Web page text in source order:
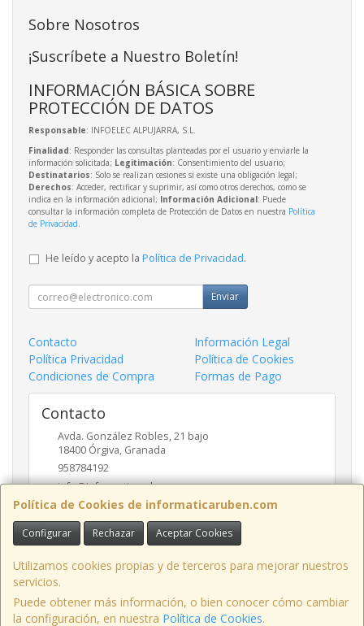
Política de Cookies de informaticaruben.com
Configurar Rechazar Aceptar Cookies
Utilizamos cookies propias y de terceros para mejorar nuestros
servicios.
Puede obtener más información, o bien conocer cómo cambiar
la configuración, en nuestra Política de Cookies.
Sobre Nosotros
¡Suscríbete a Nuestro Boletín!
INFORMACIÓN BÁSICA SOBRE
PROTECCIÓN DE DATOS
Responsable: INFOELEC ALPUJARRA, S.L.
Finalidad: Responder las consultas planteadas por el usuario y enviarle la
información solicitada; Legitimación: Consentimiento del usuario;
Destinatarios: Solo se realizan cesiones si existe una obligación legal;
Derechos: Acceder, rectificar y suprimir, así como otros derechos, como se
indica en la información adicional; Información Adicional: Puede
consultar la información completa de Protección de Datos en nuestra Política
de Privacidad.
He leído y acepto la Política de Privacidad.
Enviar
Contacto
Información Legal
Política Privacidad
Política de Cookies
Condiciones de Compra
Formas de Pago
Contacto
Avda. González Robles, 21 bajo
18400 Órgiva, Granada
958784192
info@informaticaruben.com
Horario
9.30 a 14 y 17 a 20 horas
, , , , España. - C.I.F.: B18492249 - Tfno: